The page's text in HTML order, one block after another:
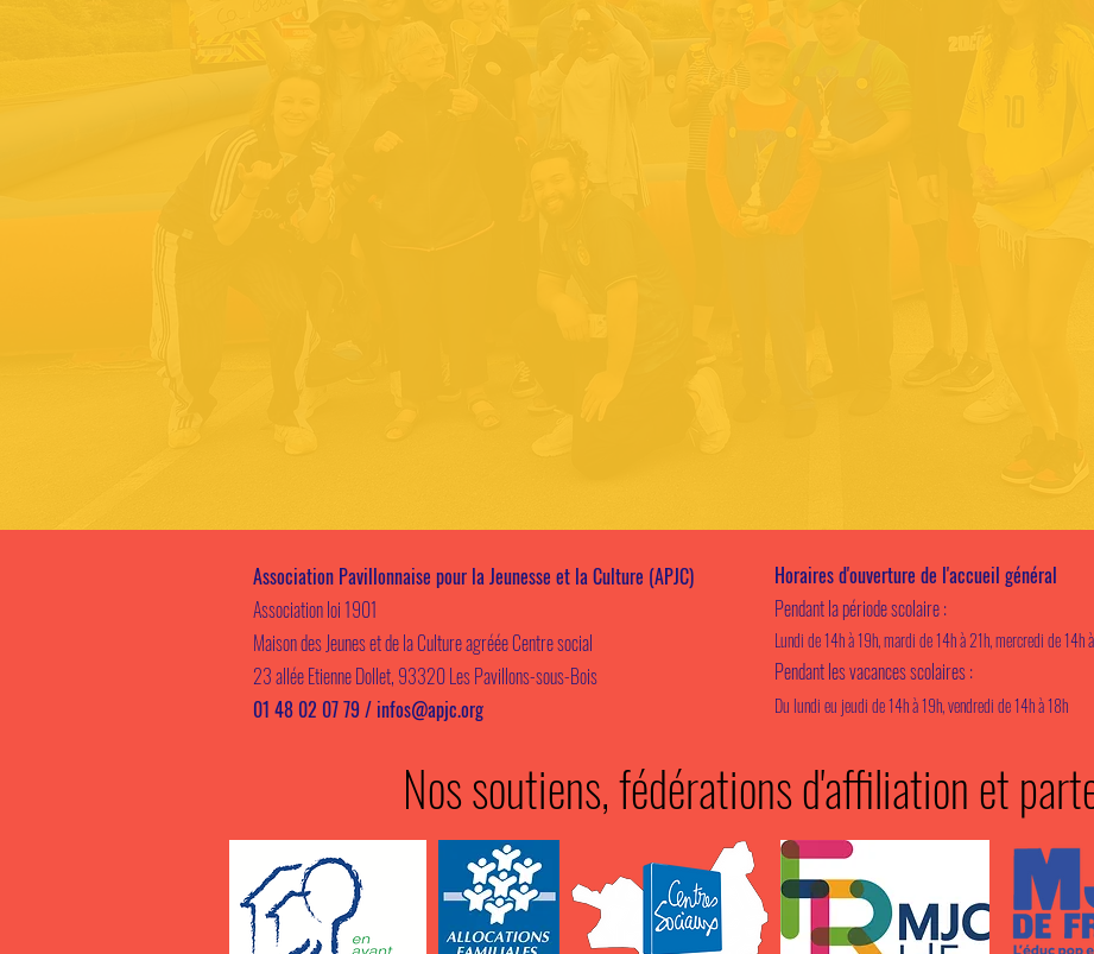
Association Pavillonnaise pour la Jeunesse et la Culture (APJC)
Association loi 1901
Maison des Jeunes et de la Culture agréée Centre social
23 allée Etienne Dollet, 93320 Les Pavillons-sous-Bois
01 48 02 07 79 / infos@apjc.org
Horaires d'ouverture de l'accueil général
Pendant la période scolaire :
Lundi de 14h à 19h, mardi de 14h à 21h, mercredi de
Pendant les vacances scolaires :
Du lundi eu jeudi de 14h à 19h, vendredi de 14h à 18h
Nos soutiens, fédérations d'affiliation et